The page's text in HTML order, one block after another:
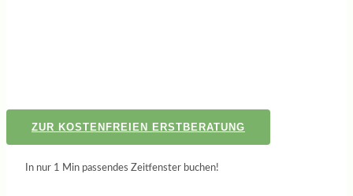
ZUR KOSTENFREIEN ERSTBERATUNG
In nur 1 Min passendes Zeitfenster buchen!